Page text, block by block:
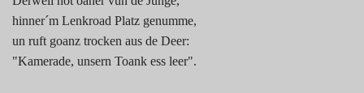
hinner´m Lenkroad Platz genumme,
un ruft goanz trocken aus de Deer:
"Kamerade, unsern Toank ess leer".